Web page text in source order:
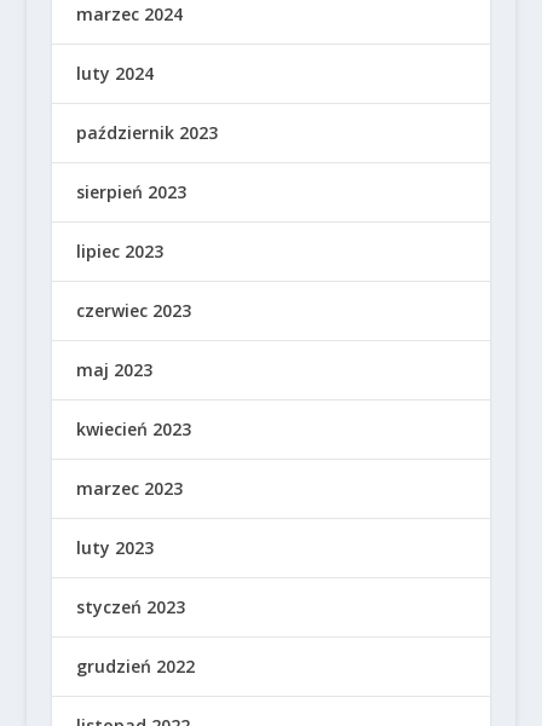
marzec 2024
luty 2024
październik 2023
sierpień 2023
lipiec 2023
czerwiec 2023
maj 2023
kwiecień 2023
marzec 2023
luty 2023
styczeń 2023
grudzień 2022